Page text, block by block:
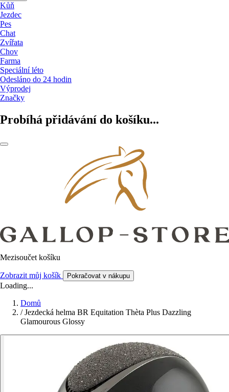
Kůň
Jezdec
Pes
Chat
Zvířata
Chov
Farma
Speciální léto
Odesláno do 24 hodin
Výprodej
Značky
Probíhá přidávání do košíku...
Mezisoučet košíku
Zobrazit můj košík Pokračovat v nákupu
Loading...
Domů
/ Jezdecká helma BR Equitation Thèta Plus Dazzling
Glamourous Glossy